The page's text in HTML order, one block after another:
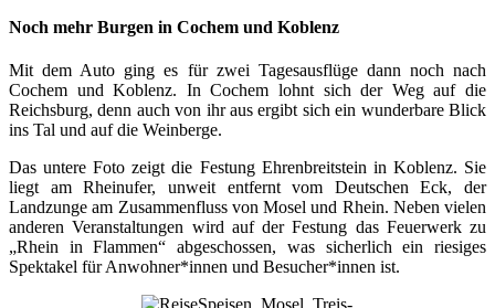
Noch mehr Burgen in Cochem und Koblenz
Mit dem Auto ging es für zwei Tagesausflüge dann noch nach
Cochem und Koblenz. In Cochem lohnt sich der Weg auf die
Reichsburg, denn auch von ihr aus ergibt sich ein wunderbare Blick
ins Tal und auf die Weinberge.
Das untere Foto zeigt die Festung Ehrenbreitstein in Koblenz. Sie
liegt am Rheinufer, unweit entfernt vom Deutschen Eck, der
Landzunge am Zusammenfluss von Mosel und Rhein. Neben vielen
anderen Veranstaltungen wird auf der Festung das Feuerwerk zu
„Rhein in Flammen“ abgeschossen, was sicherlich ein riesiges
Spektakel für Anwohner*innen und Besucher*innen ist.